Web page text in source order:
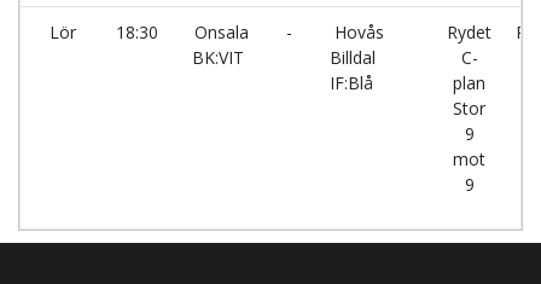
Lör 18:30
Onsala
BK:VIT
-
Hovås
Billdal
IF:Blå
Rydet
C-
plan
Stor
9
mot
9